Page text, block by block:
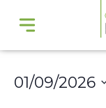
01/09/2026